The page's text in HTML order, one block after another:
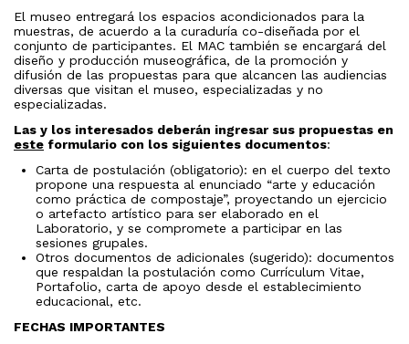
El museo entregará los espacios acondicionados para la
muestras, de acuerdo a la curaduría co-diseñada por el
conjunto de participantes. El MAC también se encargará del
diseño y producción museográfica, de la promoción y
difusión de las propuestas para que alcancen las audiencias
diversas que visitan el museo, especializadas y no
especializadas.
Las y los interesados deberán ingresar sus propuestas en
este formulario con los siguientes documentos:
Carta de postulación (obligatorio): en el cuerpo del texto
propone una respuesta al enunciado “arte y educación
como práctica de compostaje”, proyectando un ejercicio
o artefacto artístico para ser elaborado en el
Laboratorio, y se compromete a participar en las
sesiones grupales.
Otros documentos de adicionales (sugerido): documentos
que respaldan la postulación como Currículum Vitae,
Portafolio, carta de apoyo desde el establecimiento
educacional, etc.
FECHAS IMPORTANTES